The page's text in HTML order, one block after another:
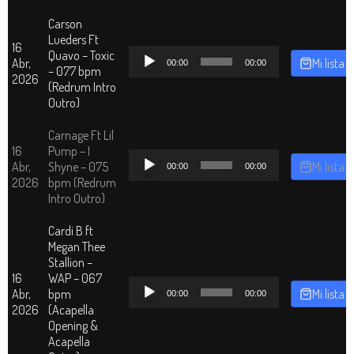
16
Abr,
2026
Carson
Lueders Ft
Quavo – Toxic
– 077 bpm
(Redrum Intro
Outro)
Reproductor
00:00 00:00 Mi lista
16
Abr,
2026
Carnage Ft Lil
Pump – I
Shyne – 075
bpm (Redrum
Intro Outro)
Reproductor
00:00 00:00 Mi lista
16
Abr,
2026
Cardi B ft
Megan Thee
Stallion –
WAP – 067
bpm
(Acapella
Opening &
Acapella
Reproductor
00:00 00:00 Mi lista